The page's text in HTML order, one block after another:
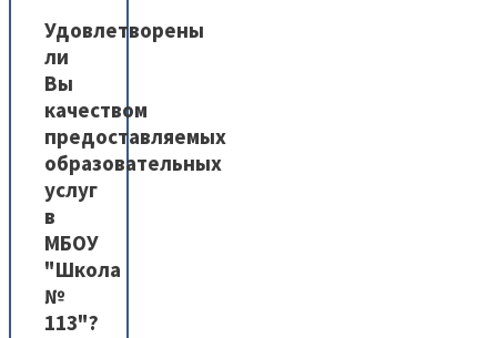
Удовлетворены
ли
Вы
качеством
предоставляемых
образовательных
услуг
в
МБОУ
"Школа
№
113"?